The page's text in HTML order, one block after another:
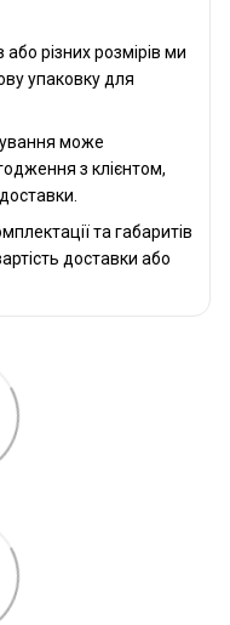
або різних розмірів ми
упаковку для
може
з клієнтом,
та габаритів
доставки або